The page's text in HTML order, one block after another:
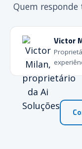
Quem
Victor